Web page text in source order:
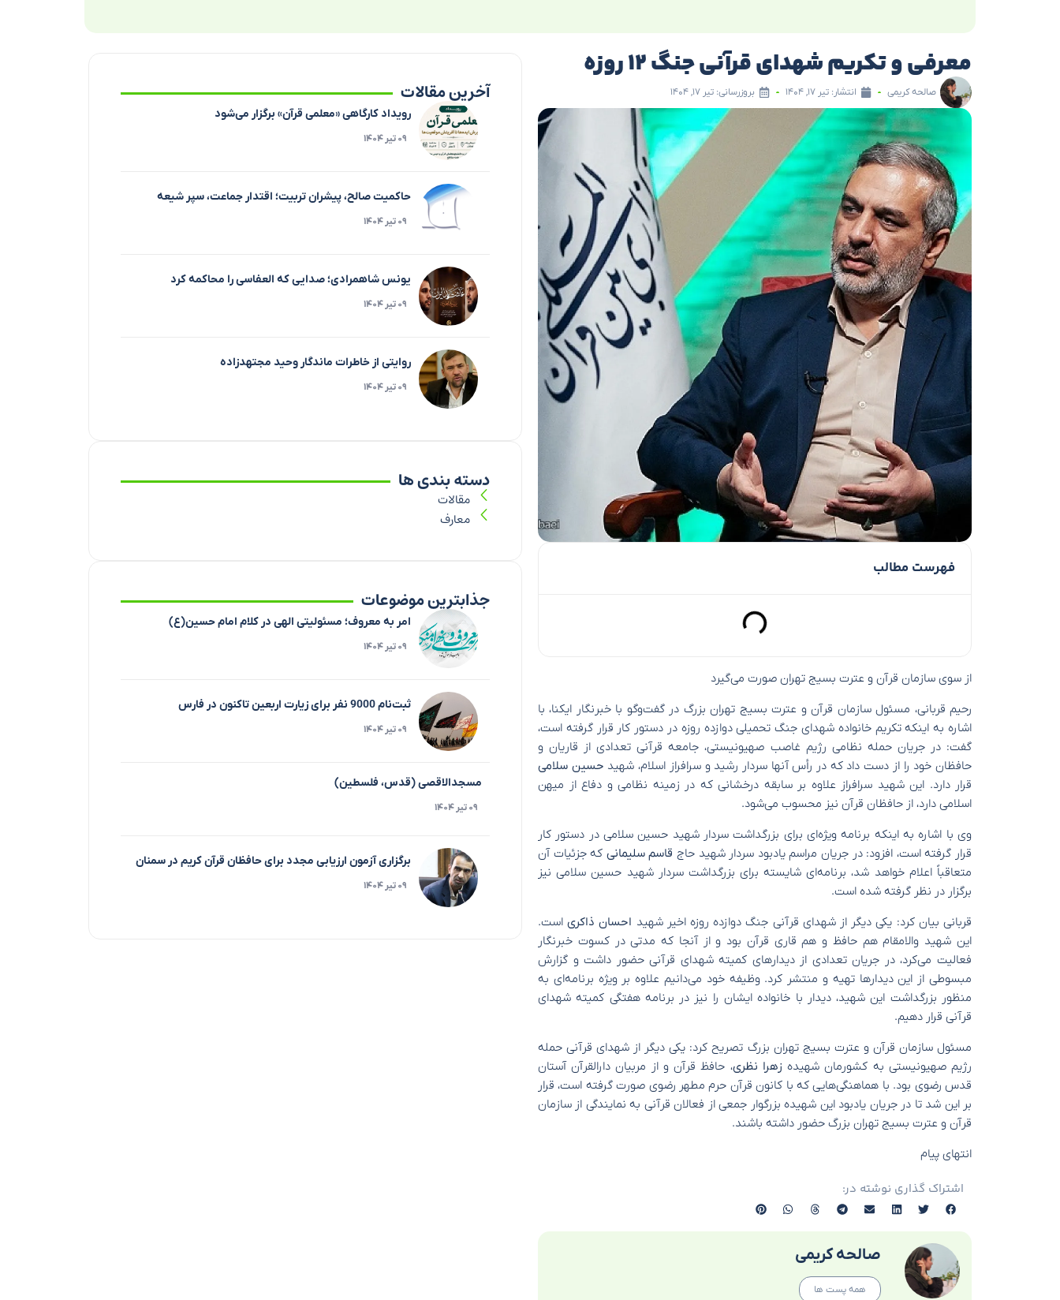
معرفی و تکریم شهدای قرآنی جنگ ۱۲ روزه
صالحه کریمی انتشار: تیر ۱۷, ۱۴۰۴ بروزرسانی: تیر ۱۷, ۱۴۰۴
فهرست مطالب
از سوی سازمان قرآن و عترت بسیج تهران صورت می‌گیرد
رحیم قربانی، مسئول سازمان قرآن و عترت بسیج تهران بزرگ در گفت‌و‌گو با خبرنگار ایکنا، با
اشاره به اینکه تکریم خانواده شهدای جنگ تحمیلی دوازده روزه در دستور کار قرار گرفته است،
گفت: در جریان حمله نظامی رژیم غاصب صهیونیستی، جامعه قرآنی تعدادی از قاریان و
حافظان خود را از دست داد که در رأس آنها سردار رشید و سرافراز اسلام، شهید‌ حسین سلامی
قرار دارد. این شهید سرافراز علاوه بر سابقه درخشانی که در زمینه نظامی و دفاع از میهن
اسلامی دارد، از حافظان قرآن نیز محسوب می‌شود.
وی با اشاره به اینکه برنامه ویژه‌ای برای بزرگداشت سردار شهید حسین سلامی در دستور کار
قرار گرفته است، افزود: در جریان مراسم یادبود سردار شهید حاج قاسم سلیمانی که جزئیات آن
متعاقباً اعلام خواهد شد، برنامه‌ای شایسته برای بزرگداشت سردار شهید حسین سلامی نیز
برگزار در نظر گرفته شده است.
قربانی بیان کرد: یکی دیگر از شهدای قرآنی جنگ دوازده روزه اخیر شهید احسان ذاکریاست.
این شهید والامقام هم حافظ و هم قاری قرآن بود و از آنجا که مدتی در کسوت خبرنگار
فعالیت می‌کرد، در جریان تعدادی از دیدارهای کمیته شهدای قرآنی حضور داشت و گزارش
مبسوطی از این دیدارها تهیه و منتشر کرد. وظیفه خود می‌دانیم علاوه بر ویژه برنامه‌ای به
منظور بزرگداشت این شهید، دیدار با خانواده ایشان را نیز در برنامه هفتگی کمیته شهدای
قرآنی قرار دهیم.
مسئول سازمان قرآن و عترت بسیج تهران بزرگ تصریح کرد: یکی دیگر از شهدای قرآنی حمله
رژیم صهیونیستی به کشورمان شهیده زهرا نظری، حافظ قرآن و از مربیان دارالقرآن آستان
قدس رضوی بود. با هماهنگی‌هایی که با کانون قرآن حرم مطهر رضوی صورت گرفته است، قرار
بر این شد تا در جریان یادبود این شهیده بزرگوار جمعی از فعالان قرآنی به نمایندگی از سازمان
قرآن و عترت بسیج تهران بزرگ حضور داشته باشند.
انتهای پیام
اشتراک گذاری نوشته در:
صالحه کریمی
همه پست ها
آخرین مقالات
رویداد کارگاهی «معلمی قرآن» برگزار می‌شود
۰۹ تیر ۱۴۰۴
حاکمیت صالح، پیشران تربیت؛ اقتدار جماعت، سپر شیعه
۰۹ تیر ۱۴۰۴
یونس شاهمرادی؛ صدایی که العفاسی را محاکمه کرد
۰۹ تیر ۱۴۰۴
روایتی از خاطرات ماندگار وحید مجتهدزاده
۰۹ تیر ۱۴۰۴
دسته بندی ها
مقالات
معارف
جذابترین موضوعات
امر به معروف؛ مسئولیتی الهی در کلام امام حسین(ع)
۰۹ تیر ۱۴۰۴
ثبت‌نام 9000 نفر برای زیارت اربعین تاکنون در فارس
۰۹ تیر ۱۴۰۴
مسجدالاقصی (قدس، فلسطین)
۰۹ تیر ۱۴۰۴
برگزاری آزمون ارزیابی مجدد برای حافظان قرآن کریم در سمنان
۰۹ تیر ۱۴۰۴